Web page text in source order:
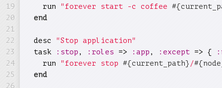
    run
"forever start -c coffee
end
  desc
"Stop application"
  task
:stop , :roles => :app , :except => {
    run
"forever stop #{current_path} /
end